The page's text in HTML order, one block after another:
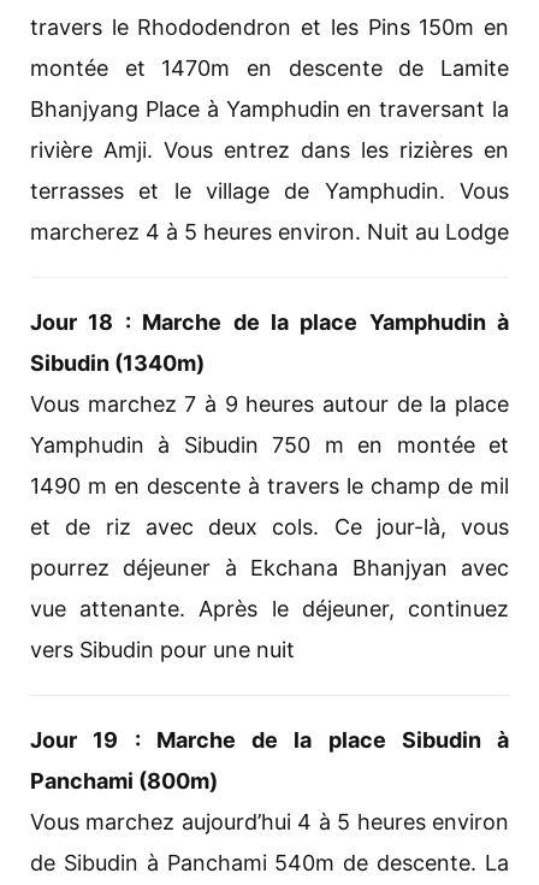
travers le Rhododendron et les Pins 150m en
montée et 1470m en descente de Lamite
Bhanjyang Place à Yamphudin en traversant la
rivière Amji. Vous entrez dans les rizières en
terrasses et le village de Yamphudin. Vous
marcherez 4 à 5 heures environ. Nuit au Lodge
Jour 18 : Marche de la place Yamphudin à
Sibudin (1340m)
Vous marchez 7 à 9 heures autour de la place
Yamphudin à Sibudin 750 m en montée et
1490 m en descente à travers le champ de mil
et de riz avec deux cols. Ce jour-là, vous
pourrez déjeuner à Ekchana Bhanjyan avec
vue attenante. Après le déjeuner, continuez
vers Sibudin pour une nuit
Jour 19 : Marche de la place Sibudin à
Panchami (800m)
Vous marchez aujourd’hui 4 à 5 heures environ
de Sibudin à Panchami 540m de descente. La